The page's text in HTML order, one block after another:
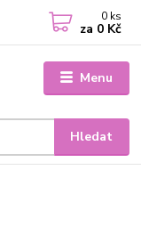
Menu
Hledat
0 ks
za 0 Kč